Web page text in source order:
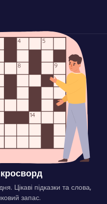
Цікаві підказки та слова,
запас.